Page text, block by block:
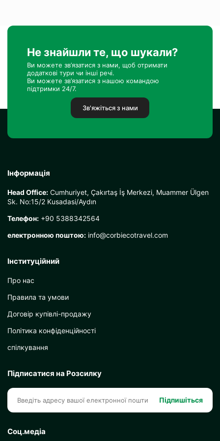
Не знайшли те, що шукали?
Ви можете зв’язатися з нами, щоб отримати
додаткові тури чи інші речі.
Ви можете зв’язатися з нашою командою
підтримки 24/7.
Зв'яжіться з нами
Інформація
Head Office: Cumhuriyet, Çakırtaş İş Merkezi, Muammer Ülgen
Sk. No:15/2 Kusadasi/Aydın
Телефон: +90 5388342564
електронною поштою: info@corbiecotravel.com
Інституційний
Про нас
Правила та умови
Договір купівлі-продажу
Політика конфіденційності
спілкування
Підписатися на Розсилку
Підпишіться
Соц.медіа